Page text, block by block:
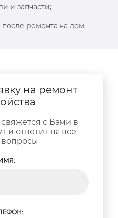
и запчасти;
после ремонта на дом.
на ремонт
с Вами в
и ответит на все